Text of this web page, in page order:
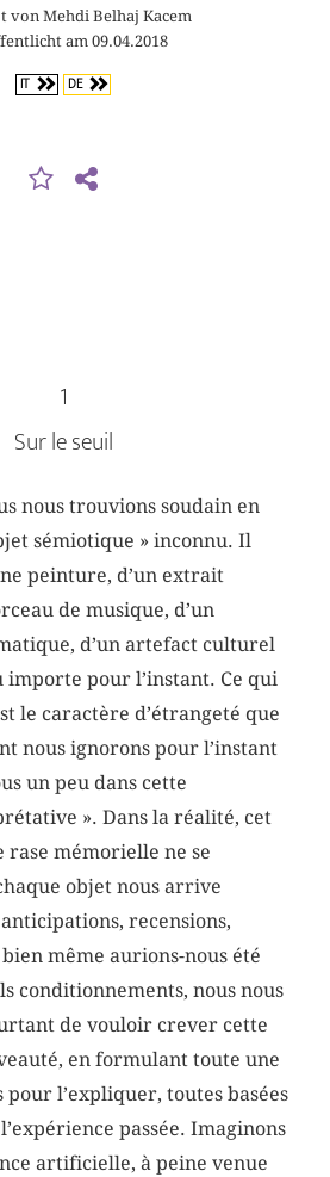
von Mehdi Belhaj Kacem
am 09.04.2018
IT DE
1
Sur le seuil
nous trouvions soudain en
sémiotique » inconnu. Il
peinture, d’un extrait
de musique, d’un
d’un artefact culturel
importe pour l’instant. Ce qui
le caractère d’étrangeté que
nous ignorons pour l’instant
un peu dans cette
». Dans la réalité, cet
mémorielle ne se
objet nous arrive
recensions,
même aurions-nous été
conditionnements, nous nous
de vouloir crever cette
en formulant toute une
pour l’expliquer, toutes basées
passée. Imaginons
artificielle, à peine venue